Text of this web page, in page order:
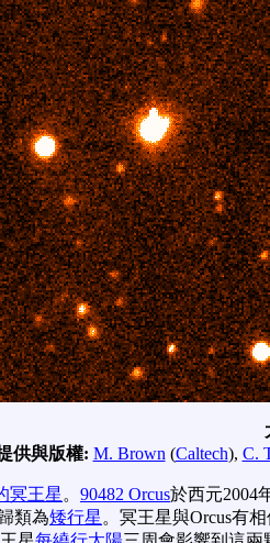
供與版權: M. Brown(Caltech), C.
冥王星。 90482 Orcus於西元2004
類為矮行星。冥王星與Orcus有